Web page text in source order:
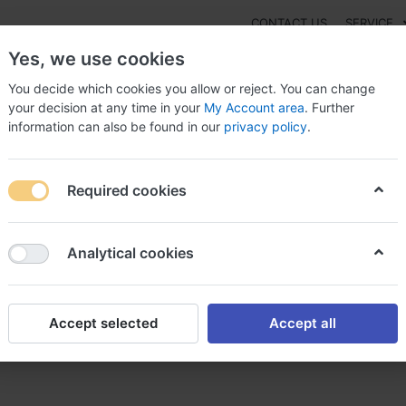
CONTACT US SERVICE
NEW
20 mg avec ou sans ordonnance prednisolone sans
ou sans ordonnance
Yes, we use cookies
You decide which cookies you allow or reject. You can change
your decision at any time in your My Account area. Further
information can also be found in our privacy policy.
Required cookies
Analytical cookies
Accept selected Accept all